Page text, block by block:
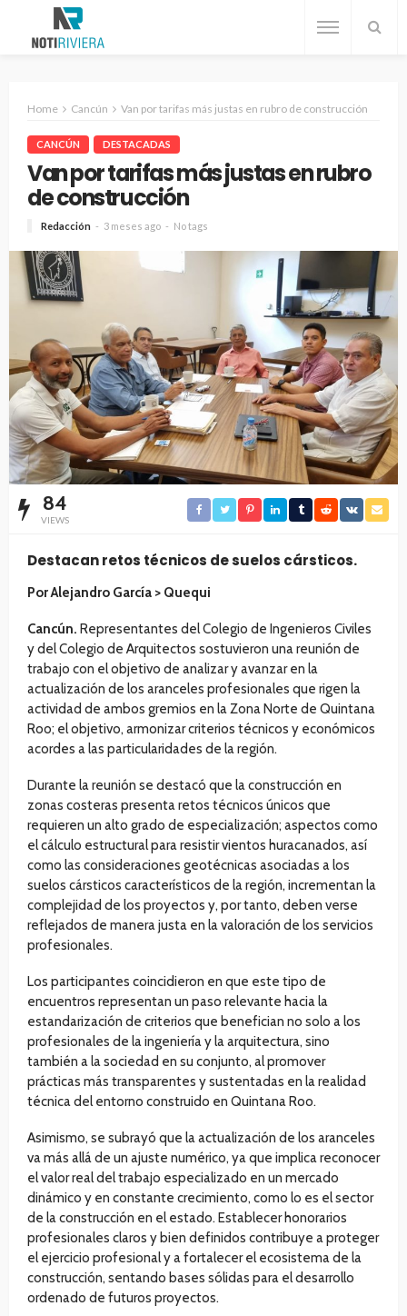
Home Cancún Van por tarifas más justas en rubro de construcción
CANCÚN DESTACADAS
Van por tarifas más justas en rubro
de construcción
Redacción 3 meses ago No tags
84
VIEWS
Destacan retos técnicos de suelos cársticos.
Por Alejandro García > Quequi
Cancún. Representantes del Colegio de Ingenieros Civiles
y del Colegio de Arquitectos sostuvieron una reunión de
trabajo con el objetivo de analizar y avanzar en la
actualización de los aranceles profesionales que rigen la
actividad de ambos gremios en la Zona Norte de Quintana
Roo; el objetivo, armonizar criterios técnicos y económicos
acordes a las particularidades de la región.
Durante la reunión se destacó que la construcción en
zonas costeras presenta retos técnicos únicos que
requieren un alto grado de especialización; aspectos como
el cálculo estructural para resistir vientos huracanados, así
como las consideraciones geotécnicas asociadas a los
suelos cársticos característicos de la región, incrementan la
complejidad de los proyectos y, por tanto, deben verse
reflejados de manera justa en la valoración de los servicios
profesionales.
Los participantes coincidieron en que este tipo de
encuentros representan un paso relevante hacia la
estandarización de criterios que benefician no solo a los
profesionales de la ingeniería y la arquitectura, sino
también a la sociedad en su conjunto, al promover
prácticas más transparentes y sustentadas en la realidad
técnica del entorno construido en Quintana Roo.
Asimismo, se subrayó que la actualización de los aranceles
va más allá de un ajuste numérico, ya que implica reconocer
el valor real del trabajo especializado en un mercado
dinámico y en constante crecimiento, como lo es el sector
de la construcción en el estado. Establecer honorarios
profesionales claros y bien definidos contribuye a proteger
el ejercicio profesional y a fortalecer el ecosistema de la
construcción, sentando bases sólidas para el desarrollo
ordenado de futuros proyectos.